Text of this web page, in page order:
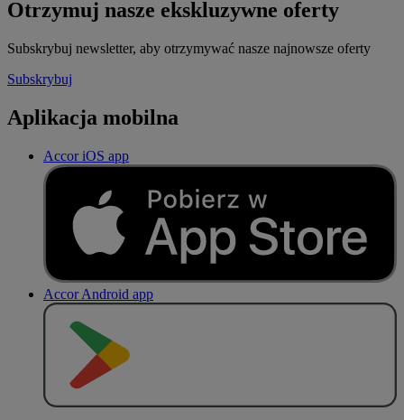
Otrzymuj nasze ekskluzywne oferty
Subskrybuj newsletter, aby otrzymywać nasze najnowsze oferty
Subskrybuj
Aplikacja mobilna
Accor iOS app
Accor Android app